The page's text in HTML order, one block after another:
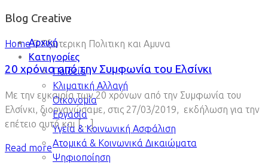
Αρχική
Κατηγορίες
Παιδεία
Κλιματική Αλλαγή
Οικονομία
Εργασία
Υγεία & Κοινωνική Ασφάλιση
Ατομικά & Κοινωνικά Δικαιώματα
Ψηφιοποίηση
Blog Creative
Home Εξωτερικη Πολιτικη και Αμυνα
20 χρόνια από την Συμφωνία του Ελσίνκι
Με την ευκαιρία των 20 χρόνων από την Συμφωνία του
Ελσίνκι, διοργανώσαμε, στις 27/03/2019, εκδήλωση για την
επέτειο αυτή και […]
Read more